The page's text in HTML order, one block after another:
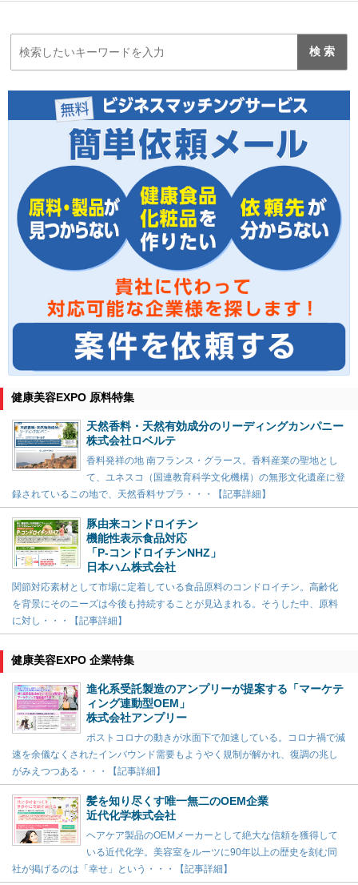
健康美容EXPO 原料特集
天然香料・天然有効成分のリーディングカンパニー
株式会社ロベルテ
香料発祥の地 南フランス・グラース。香料産業の聖地とし
て、ユネスコ（国連教育科学文化機構）の無形文化遺産に登
録されているこの地で、天然香料サプラ・・・【記事詳細】
豚由来コンドロイチン
機能性表示食品対応
「P-コンドロイチンNHZ」
日本ハム株式会社
関節対応素材として市場に定着している食品原料のコンドロイチン。高齢化
を背景にそのニーズは今後も持続することが見込まれる。そうした中、原料
に対し・・・【記事詳細】
健康美容EXPO 企業特集
進化系受託製造のアンプリーが提案する「マーケテ
ィング連動型OEM」
株式会社アンプリー
ポストコロナの動きが水面下で加速している。コロナ禍で減
速を余儀なくされたインバウンド需要もようやく規制が解かれ、復調の兆し
がみえつつある・・・【記事詳細】
髪を知り尽くす唯一無二のOEM企業
近代化学株式会社
ヘアケア製品のOEMメーカーとして絶大な信頼を獲得して
いる近代化学。美容室をルーツに90年以上の歴史を刻む同
社が掲げるのは「幸せ」という・・・【記事詳細】